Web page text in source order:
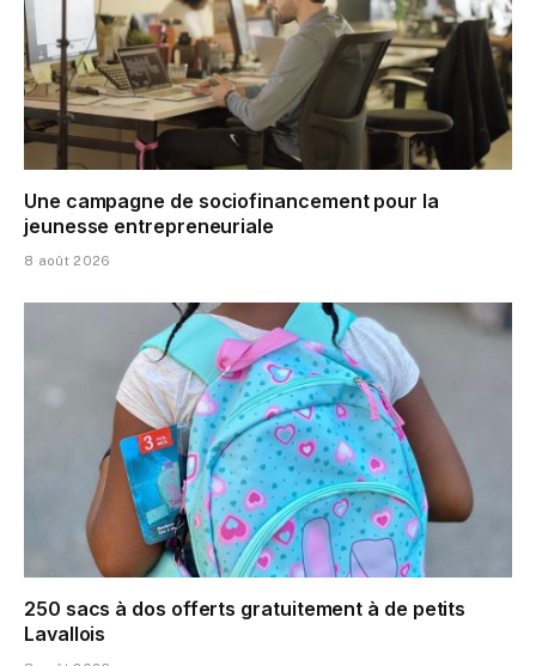
Une campagne de sociofinancement pour la
jeunesse entrepreneuriale
8 août 2026
250 sacs à dos offerts gratuitement à de petits
Lavallois